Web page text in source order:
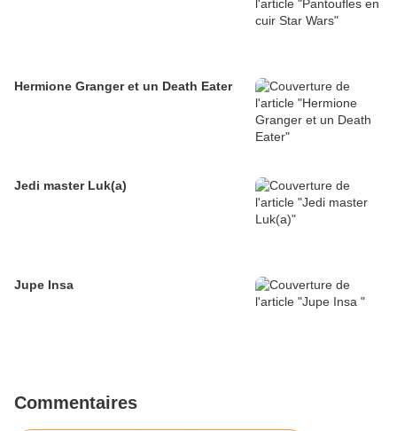
Hermione Granger et un Death Eater
Jedi master Luk(a)
Jupe Insa
Commentaires